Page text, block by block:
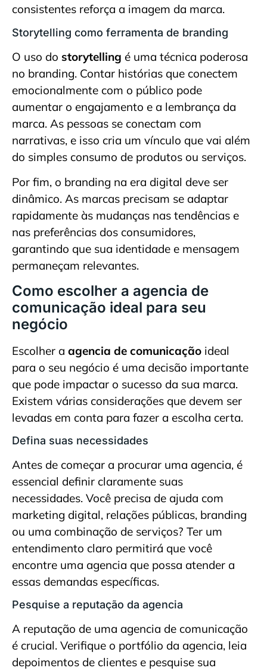
consistentes reforça a imagem da marca.
Storytelling como ferramenta de branding
O uso do storytelling é uma técnica poderosa
no branding. Contar histórias que conectem
emocionalmente com o público pode
aumentar o engajamento e a lembrança da
marca. As pessoas se conectam com
narrativas, e isso cria um vínculo que vai além
do simples consumo de produtos ou serviços.
Por fim, o branding na era digital deve ser
dinâmico. As marcas precisam se adaptar
rapidamente às mudanças nas tendências e
nas preferências dos consumidores,
garantindo que sua identidade e mensagem
permaneçam relevantes.
Como escolher a agencia de
comunicação ideal para seu
negócio
Escolher a agencia de comunicação ideal
para o seu negócio é uma decisão importante
que pode impactar o sucesso da sua marca.
Existem várias considerações que devem ser
levadas em conta para fazer a escolha certa.
Defina suas necessidades
Antes de começar a procurar uma agencia, é
essencial definir claramente suas
necessidades. Você precisa de ajuda com
marketing digital, relações públicas, branding
ou uma combinação de serviços? Ter um
entendimento claro permitirá que você
encontre uma agencia que possa atender a
essas demandas específicas.
Pesquise a reputação da agencia
A reputação de uma agencia de comunicação
é crucial. Verifique o portfólio da agencia, leia
depoimentos de clientes e pesquise sua